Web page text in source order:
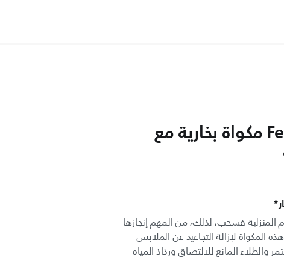
Featherlight Plus مكواة بخارية مع
المنزلية فسحب، لذلك، من المهم إنجازها
لإزالة التجاعيد عن الملابس
والطلاء المانع للالتصاق ورذاذ المياه